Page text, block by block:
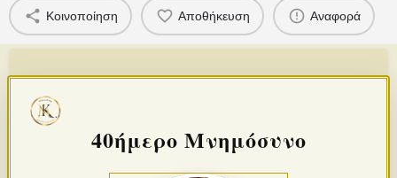
Κοινοποίηση Αποθήκευση Αναφορά
40ήμερο Μνημόσυνο